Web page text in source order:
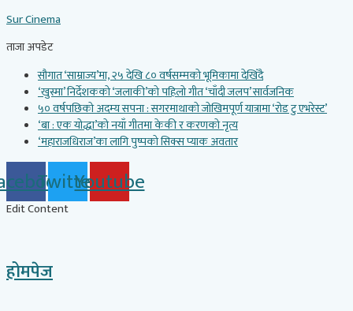
to
content
Sur Cinema
ताजा अपडेट
सौगात ‘साम्राज्य’मा, २५ देखि ८० वर्षसम्मको भूमिकामा देखिँदै
‘खुस्मा’ निर्देशकको ‘जलाकी’को पहिलो गीत ‘चाँदी जलप’ सार्वजनिक
५० वर्षपछिको अदम्य सपना : सगरमाथाको जोखिमपूर्ण यात्रामा ‘रोड टु एभरेस्ट’
‘बा : एक योद्धा’को नयाँ गीतमा केकी र करणको नृत्य
‘महाराजधिराज’का लागि पुष्पको सिक्स प्याक अवतार
TwitterYoutube
Edit Content
होमपेज